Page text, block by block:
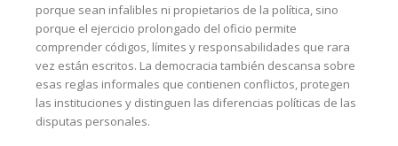
porque sean infalibles ni propietarios de la política, sino
porque el ejercicio prolongado del oficio permite
comprender códigos, límites y responsabilidades que rara
vez están escritos. La democracia también descansa sobre
esas reglas informales que contienen conflictos, protegen
las instituciones y distinguen las diferencias políticas de las
disputas personales.